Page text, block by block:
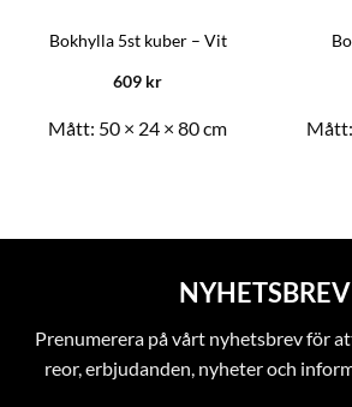
Bokhylla 5st kuber – Vit
609 kr
Mått: 50 × 24 × 80 cm Mått:
Prenumerera på vårt nyhetsbrev för
reor, erbjudanden, nyheter och